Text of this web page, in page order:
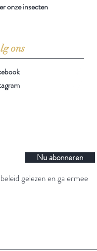
ons
Nu abonneren
gelezen en ga ermee
onze insecten